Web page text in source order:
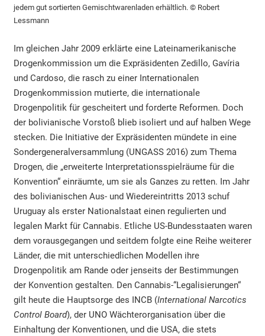
jedem gut sortierten Gemischtwarenladen erhältlich. © Robert
Lessmann
Im gleichen Jahr 2009 erklärte eine Lateinamerikanische
Drogenkommission um die Expräsidenten Zedillo, Gavíria
und Cardoso, die rasch zu einer Internationalen
Drogenkommission mutierte, die internationale
Drogenpolitik für gescheitert und forderte Reformen. Doch
der bolivianische Vorstoß blieb isoliert und auf halben Wege
stecken. Die Initiative der Expräsidenten mündete in eine
Sondergeneralversammlung (UNGASS 2016) zum Thema
Drogen, die „erweiterte Interpretationsspielräume für die
Konvention“ einräumte, um sie als Ganzes zu retten. Im Jahr
des bolivianischen Aus- und Wiedereintritts 2013 schuf
Uruguay als erster Nationalstaat einen regulierten und
legalen Markt für Cannabis. Etliche US-Bundesstaaten waren
dem vorausgegangen und seitdem folgte eine Reihe weiterer
Länder, die mit unterschiedlichen Modellen ihre
Drogenpolitik am Rande oder jenseits der Bestimmungen
der Konvention gestalten. Den Cannabis-“Legalisierungen“
gilt heute die Hauptsorge des INCB (International Narcotics
Control Board), der UNO Wächterorganisation über die
Einhaltung der Konventionen, und die USA, die stets